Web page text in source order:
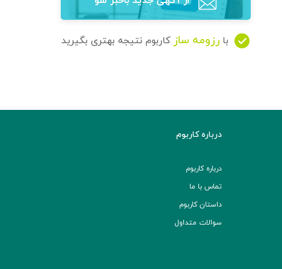
با رزومه ساز کاربوم نتیجه بهتری بگیرید
درباره کاربوم
درباره کاربوم
تماس با ما
داستان کاربوم
سوالات متداول